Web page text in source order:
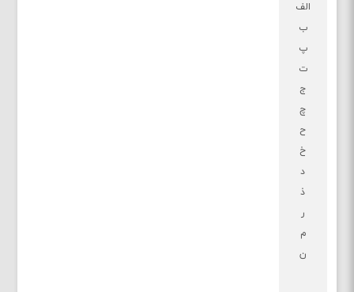
الف
ب
پ
ت
ج
چ
ح
خ
د
ذ
ر
م
ن